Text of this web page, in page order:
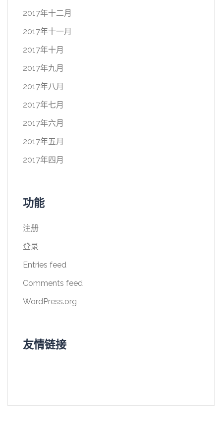
2017年十二月
2017年十一月
2017年十月
2017年九月
2017年八月
2017年七月
2017年六月
2017年五月
2017年四月
功能
注册
登录
Entries feed
Comments feed
WordPress.org
友情链接